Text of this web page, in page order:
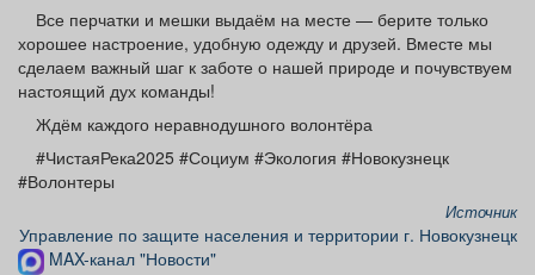
Товары Поздравления Погода
Я - пенсионер
Все перчатки и мешки выдаём на месте — берите только
хорошее настроение, удобную одежду и друзей. Вместе мы
сделаем важный шаг к заботе о нашей природе и почувствуем
настоящий дух команды!
Ждём каждого неравнодушного волонтёра
#ЧистаяРека2025 #Социум #Экология #Новокузнецк
#Волонтеры
Источник
Управление по защите населения и территории г. Новокузнецк
MAX-канал "Новости"